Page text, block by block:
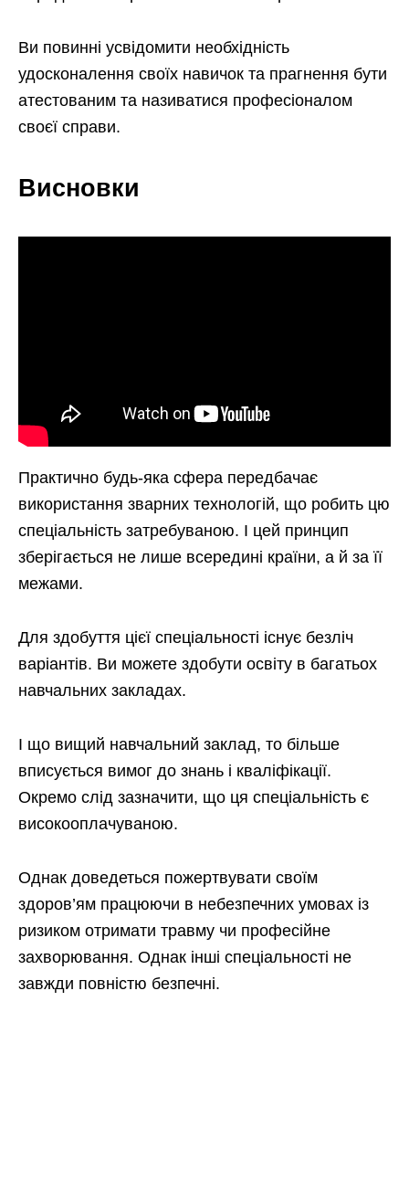
Ви повинні усвідомити необхідність
удосконалення своїх навичок та прагнення бути
атестованим та називатися професіоналом
своєї справи.
Висновки
Практично будь-яка сфера передбачає
використання зварних технологій, що робить цю
спеціальність затребуваною. І цей принцип
зберігається не лише всередині країни, а й за її
межами.
Для здобуття цієї спеціальності існує безліч
варіантів. Ви можете здобути освіту в багатьох
навчальних закладах.
І що вищий навчальний заклад, то більше
вписується вимог до знань і кваліфікації.
Окремо слід зазначити, що ця спеціальність є
високооплачуваною.
Однак доведеться пожертвувати своїм
здоров’ям працюючи в небезпечних умовах із
ризиком отримати травму чи професійне
захворювання. Однак інші спеціальності не
завжди повністю безпечні.